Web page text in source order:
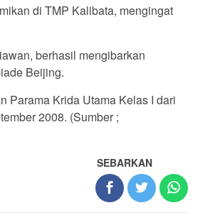
di TMP Kalibata, mengingat
berhasil mengibarkan
Beijing.
Parama Krida Utama Kelas I dari
2008. (Sumber ;
SEBARKAN